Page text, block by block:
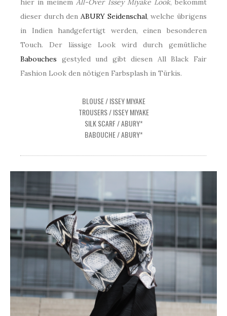
hier in meinemAll-Over Issey Miyake Look, bekommt
dieser durch den ABURY Seidenschal, welche übrigens
in Indien handgefertigt werden, einen besonderen
Touch. Der lässige Look wird durch gemütliche
Babouches gestyled und gibt diesen All Black Fair
Fashion Look den nötigen Farbsplash in Türkis.
BLOUSE / ISSEY MIYAKE
TROUSERS / ISSEY MIYAKE
SILK SCARF / ABURY*
BABOUCHE / ABURY*